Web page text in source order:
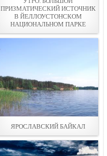
ПРИЗМАТИЧЕСКИЙ ИСТОЧНИК
В ЙЕЛЛОУСТОНСКОМ
НАЦИОНАЛЬНОМ ПАРКЕ
ЯРОСЛАВСКИЙ БАЙКАЛ